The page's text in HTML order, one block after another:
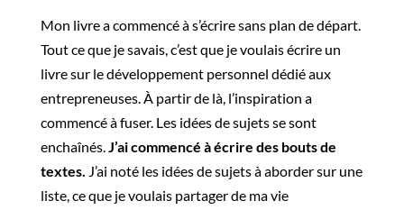
Mon livre a commencé à s’écrire sans plan de départ.
Tout ce que je savais, c’est que je voulais écrire un
livre sur le développement personnel dédié aux
entrepreneuses. À partir de là, l’inspiration a
commencé à fuser. Les idées de sujets se sont
enchaînés.J’ai commencé à écrire des bouts de
textes. J’ai noté les idées de sujets à aborder sur une
liste, ce que je voulais partager de ma vie